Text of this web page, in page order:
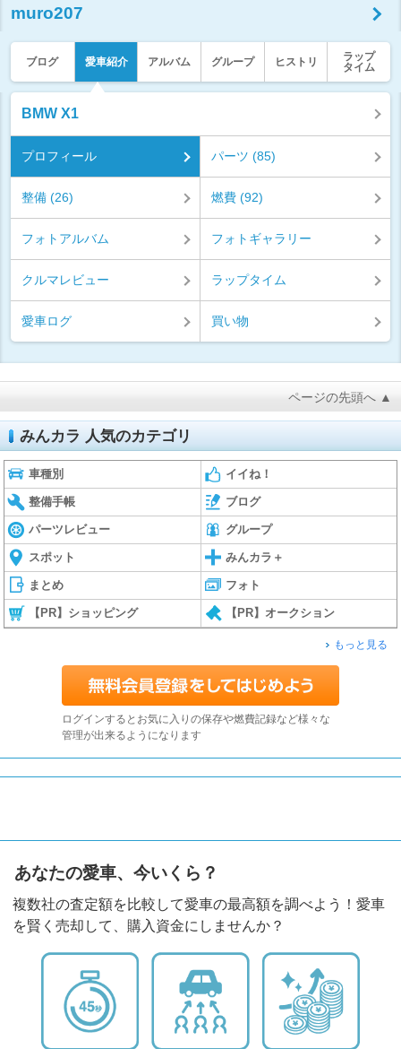
muro207
ブログ 愛車紹介 アルバム グループ ヒストリ
ラップ
タイム
BMW X1
プロフィール パーツ (85)
整備 (26) 燃費 (92)
フォトアルバム フォトギャラリー
クルマレビュー ラップタイム
愛車ログ 買い物
ページの先頭へ ▲
みんカラ 人気のカテゴリ
車種別 イイね！
整備手帳 ブログ
パーツレビュー グループ
スポット みんカラ＋
まとめ フォト
【PR】ショッピング 【PR】オークション
もっと見る
ログインするとお気に入りの保存や燃費記録など様々な
管理が出来るようになります
あなたの愛車、今いくら？
複数社の査定額を比較して愛車の最高額を調べよう！愛車
を賢く売却して、購入資金にしませんか？